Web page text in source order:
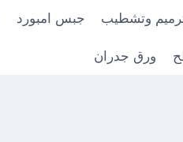
وتشطيب جبس امبورد
ورق جدران